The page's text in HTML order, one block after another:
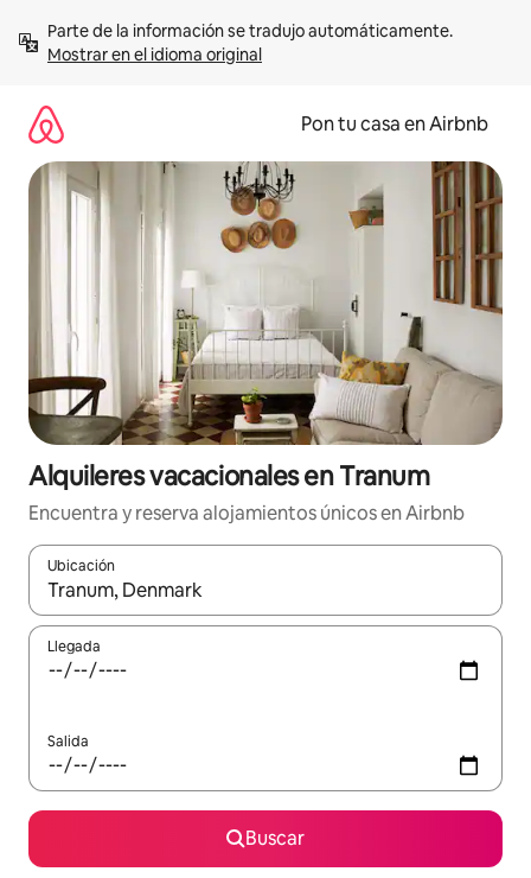
contenidoMostrar en el idioma original
Pon tu casa en Airbnb
Alquileres vacacionales en Tranum
Encuentra y reserva alojamientos únicos en Airbnb
Ubicación
Cuando los resultados estén disponibles, navega con las
Llegada
Salida
Buscar